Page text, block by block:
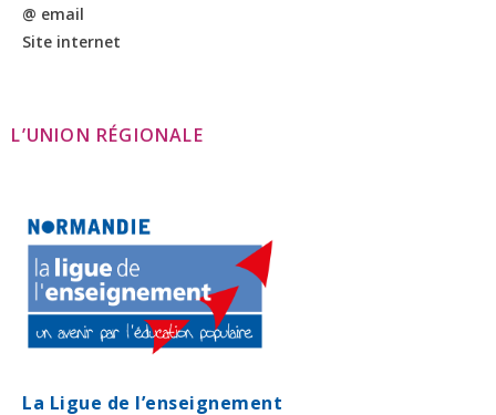
@ email
Site internet
L’UNION RÉGIONALE
La Ligue de l’enseignement